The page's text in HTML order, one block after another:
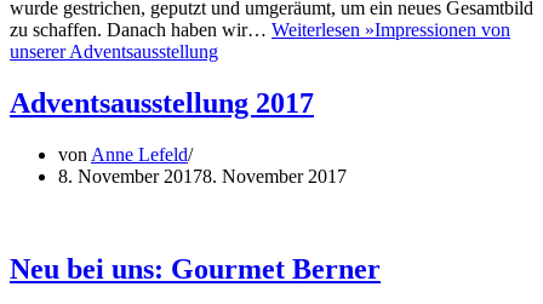
wurde gestrichen, geputzt und umgeräumt, um ein neues Gesamtbild
zu schaffen. Danach haben wir… Weiterlesen »Impressionen von
unserer Adventsausstellung
Adventsausstellung 2017
von Anne Lefeld
8. November 20178. November 2017
Neu bei uns: Gourmet Berner